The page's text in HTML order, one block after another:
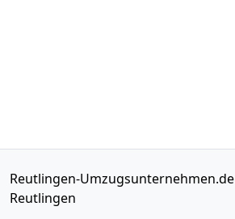
Reutlingen-Umzugsunternehmen.de
Reutlingen